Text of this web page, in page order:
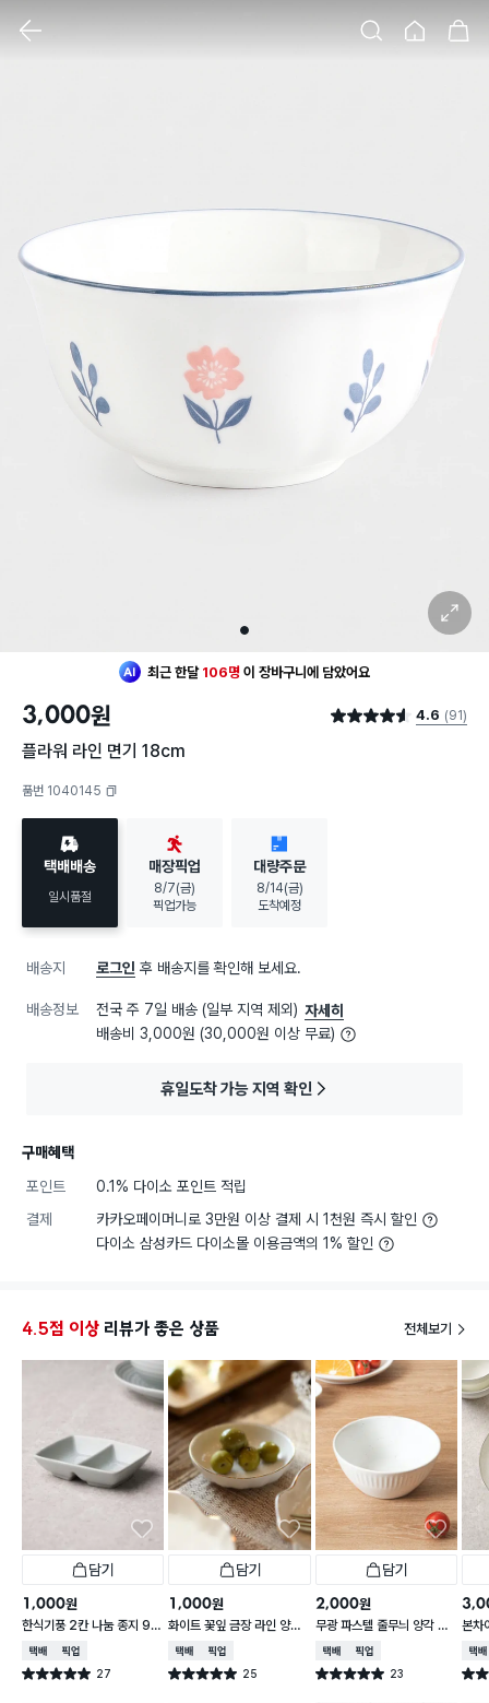
1
확대 보기
최근 한달 106명 이 장바구니에 담았어요
3,000원 별점 4.6점 4.6 (91)
플라워 라인 면기 18cm
품번 1040145
택배배송
일시품절
매장픽업
8/7(금)
픽업가능
대량주문
8/14(금)
도착예정
배송지 로그인 후 배송지를 확인해 보세요.
배송정보 전국 주 7일 배송 (일부 지역 제외) 자세히
배송비 3,000원 (30,000원 이상 무료)
휴일도착 가능 지역 확인
구매혜택
포인트
0.1% 다이소 포인트 적립
결제
카카오페이머니로 3만원 이상 결제 시 1천원 즉시 할인
다이소 삼성카드 다이소몰 이용금액의 1% 할인
4.5점 이상 리뷰가 좋은 상품 전체보기
담기
1,000원
한식기풍 2칸 나눔 종지 9 c
m
택배배송매장픽업
별점 5.0점 27
건 작성
담기
1,000원
화이트 꽃잎 금장 라인 양각
종지 10 cm
택배배송매장픽업
별점 5.0점 25
건 작성
담기
2,000원
무광 파스텔 줄무늬 양각 대
접 13 cm
택배배송매장픽업
별점 5.0점 23
건 작성
본차
접
택배
별점